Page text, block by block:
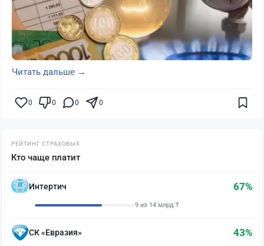
Читать дальше →
0 0 0 0
РЕЙТИНГ СТРАХОВЫХ
Кто чаще платит
Интертич 67%
9 из 14 млрд ₸
СК «Евразия» 43%